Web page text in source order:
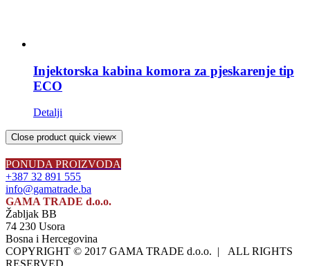
Injektorska kabina komora za pjeskarenje tip
ECO
Detalji
Close product quick view×
PONUDA PROIZVODA
+387 32 891 555
info@gamatrade.ba
GAMA TRADE d.o.o.
Žabljak BB
74 230 Usora
Bosna i Hercegovina
COPYRIGHT © 2017 GAMA TRADE d.o.o. | ALL RIGHTS